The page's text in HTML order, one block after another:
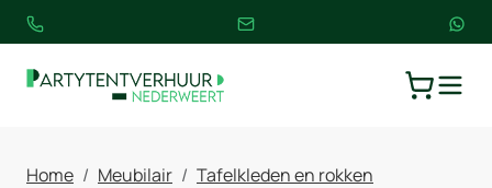
Home Meubilair
Tafelkleden en rokken